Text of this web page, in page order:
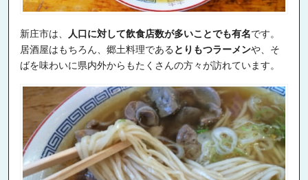
新庄市は、 人口に対して飲食店数が多いことでも有名です。
居酒屋はもちろん、郷土料理である とりもつラーメンや、そ
ばを味わいに県内外からもたくさんの方々が訪れています。